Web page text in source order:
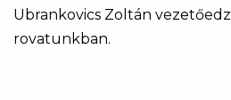
Ubrankovics Zoltán
rovatunkban.